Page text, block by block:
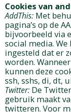
Cookies van
AddThis: Met
pagina’s op de
bijvoorbeeld via
social media.
ingesteld dat er
worden.
kunnen deze
ssh, sshs, di, dt,
Twitter: De
gebruik maakt
twitteren. Voor